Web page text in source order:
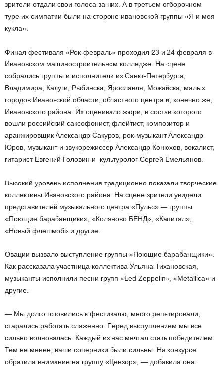
зрители отдали свои голоса за них. А в третьем отборочном
туре их симпатии были на стороне ивановской группы «Я и моя
кукла».
Финал фестиваля «Рок-февраль» проходил 23 и 24 февраля в
Ивановском машиностроительном колледже. На сцене
собрались группы и исполнители из Санкт-Петербурга,
Владимира, Калуги, Рыбинска, Ярославля, Можайска, малых
городов Ивановской области, областного центра и, конечно же,
Ивановского района. Их оценивало жюри, в состав которого
вошли российский саксофонист, флейтист, композитор и
аранжировщик Александр Сакуров, рок-музыкант Александр
Юров, музыкант и звукорежиссер Александр Конюхов, вокалист,
гитарист Евгений Головин и культуролог Сергей Емельянов.
Высокий уровень исполнения традиционно показали творческие
коллективы Ивановского района. На сцене зрители увидели
представителей музыкального центра «Пульс» — группы
«Поющие барабанщики», «Коляново БЕНД», «Капитал»,
«Новый флешмоб» и другие.
Овации вызвало выступление группы «Поющие барабанщики».
Как рассказала участница коллектива Ульяна Тихановская,
музыканты исполнили песни групп «Led Zeppelin», «Metallica» и
другие.
— Мы долго готовились к фестивалю, много репетировали,
старались работать слаженно. Перед выступлением мы все
сильно волновалась. Каждый из нас мечтал стать победителем.
Тем не менее, наши соперники были сильны. На конкурсе
обратила внимание на группу «Цензор», — добавила она.